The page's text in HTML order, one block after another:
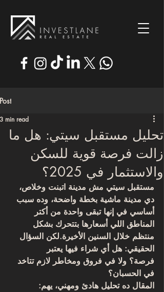
Post
تحليل مستقبل سيتي: هل ما
زالت فرصة قوية للسكن
والاستثمار في 2025؟
3 min read
مستقبل سيتي مش مدينة اتبنت وخلاص،
دي مدينة ماشية بخطة واضحة، وده سبب
أساسي في إنها تبقى واحدة من أكتر
المناطق اللي أسعارها بتتحرك بشكل
منتظم خلال السنين الأخيرة.لكن السؤال
الحقيقي: هل أي شراء فيها يعتبر
فرصة؟ ولا في فروق ومخاطر لازم تتاخد
في الحسبان؟
المقال ده تحليل هادئ ومهني، يهم: